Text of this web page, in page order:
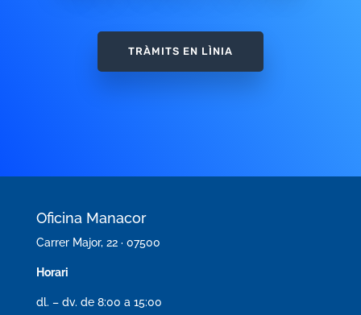
TRÀMITS EN LÌNIA
Oficina Manacor
Carrer Major, 22 · 07500
Horari
dl. – dv. de 8:00 a 15:00